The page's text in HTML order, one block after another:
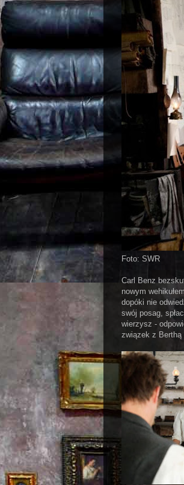
Foto: SWR
Carl Benz
nowym
dopóki nie
swój posag,
wierzysz -
związek z Berthą